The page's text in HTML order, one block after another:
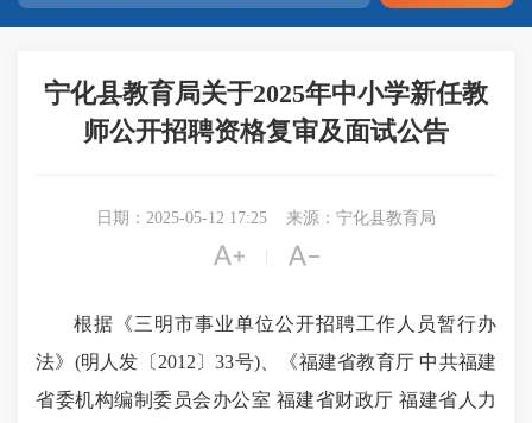
宁化县教育局关于2025年中小学新任教
师公开招聘资格复审及面试公告
日期：2025-05-12 17:25 来源：宁化县教育局
 
根据《三明市事业单位公开招聘工作人员暂行办
法》(明人发〔2012〕33号)、《福建省教育厅 中共福建
省委机构编制委员会办公室 福建省财政厅 福建省人力